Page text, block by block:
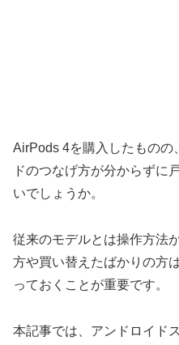
AirPods 4を購入したものの
ドのつなげ方が分からずに
いでしょうか。
従来のモデルとは操作方法
方や買い替えたばかりの方
っておくことが重要です。
本記事では、アンドロイド